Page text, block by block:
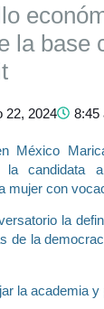
la base
22, 2024 8:45
México
la candidata
mujer con
la
de la
la academia